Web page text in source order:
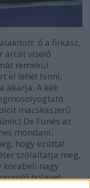
ő a firkász,
arcát viselő
remekül
el lehet hinni,
akarja. A kék
macskaszerű
De Funés az
mondani,
hogy ezúttal
szólaltatja meg,
korabeli nagy
hölgyet